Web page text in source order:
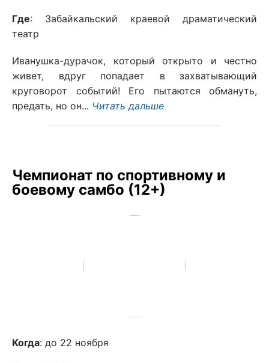
Где: Забайкальский краевой драматический
театр
Иванушка-дурачок, который открыто и честно
живет, вдруг попадает в захватывающий
круговорот событий! Его пытаются обмануть,
предать, но он... Читать дальше
Чемпионат по спортивному и
боевому самбо (12+)
Когда: до 22 ноября